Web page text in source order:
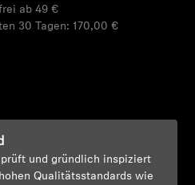
ab 49 €
30 Tagen: 170,00 €
und gründlich inspiziert
Qualitätsstandards wie